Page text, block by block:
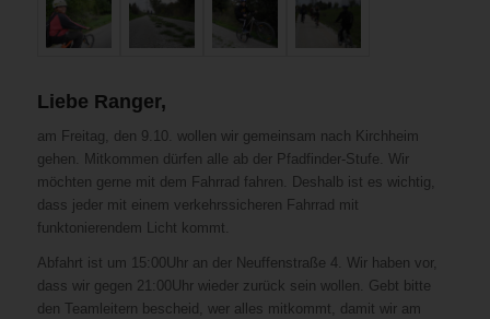
Liebe Ranger,
am Freitag, den 9.10. wollen wir gemeinsam nach Kirchheim
gehen. Mitkommen dürfen alle ab der Pfadfinder-Stufe. Wir
möchten gerne mit dem Fahrrad fahren. Deshalb ist es wichtig,
dass jeder mit einem verkehrssicheren Fahrrad mit
funktonierendem Licht kommt.
Abfahrt ist um 15:00Uhr an der Neuffenstraße 4. Wir haben vor,
dass wir gegen 21:00Uhr wieder zurück sein wollen. Gebt bitte
den Teamleitern bescheid, wer alles mitkommt, damit wir am